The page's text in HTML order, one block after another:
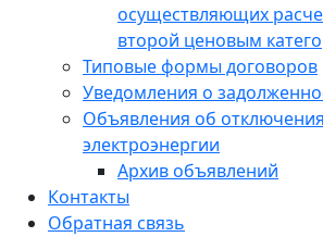
осуществляющих
второй ценовым
Типовые формы договоров
Уведомления о
Объявления об
электроэнергии
Архив объявлений
Контакты
Обратная связь